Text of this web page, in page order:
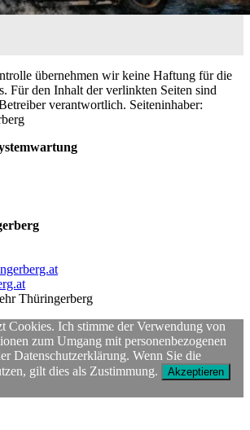
übernehmen wir keine Haftung für die
Für den Inhalt der verlinkten Seiten sind
verantwortlich. Seiteninhaber:
Thüringerberg
Cookies. Ich stimme der Verwendung von
zum Umgang mit personenbezogenen
Datenschutzerklärung. Wenn Sie die
gilt dies als Zustimmung.
Akzeptieren